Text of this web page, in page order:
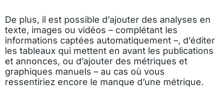
De plus, il est possible d’ajouter des analyses en
texte, images ou vidéos – complétant les
informations captées automatiquement –, d’éditer
les tableaux qui mettent en avant les publications
et annonces, ou d’ajouter des métriques et
graphiques manuels – au cas où vous
ressentiriez encore le manque d’une métrique.